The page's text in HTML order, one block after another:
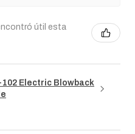
consecuentes, especiales o
útil esta
102 Electric Blowback